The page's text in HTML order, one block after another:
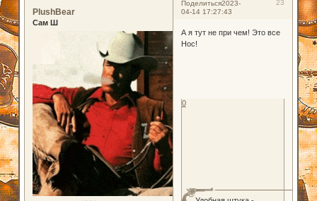
Поделиться 23
2023-
04-14 17:27:43
PlushBear
Сам Ш
А я тут не при чем! Это все
Нос!
0